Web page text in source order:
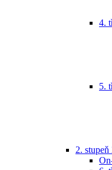
4.
5.
2. stupeň